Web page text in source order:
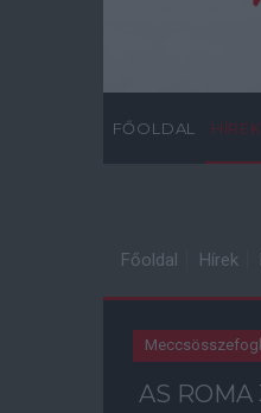
FŐOLDAL HÍREK
Főoldal Hírek
AS ROMA